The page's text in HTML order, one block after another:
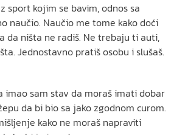
sport kojim se bavim, odnos sa
naučio. Naučio me tome kako doći
da ništa ne radiš. Ne trebaju ti auti,
Jednostavno pratiš osobu i slušaš.
imao sam stav da moraš imati dobar
da bi bio sa jako zgodnom curom.
kako ne moraš napraviti